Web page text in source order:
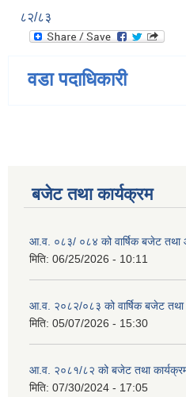
८२/८३
वडा पदाधिकारी
बजेट तथा कार्यक्रम
आ.व. ०८३/ ०८४ को वार्षिक बजेट
मिति: 06/25/2026 - 10:11
आ.व. २०८२/०८३ को वार्षिक बजेट तथा
मिति: 05/07/2026 - 15:30
आ.व. २०८१/८२ को बजेट तथा
मिति: 07/30/2024 - 17:05